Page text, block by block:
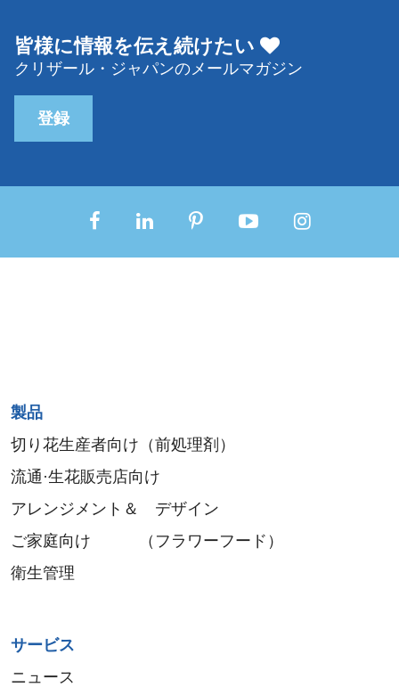
皆様に情報を伝え続けたい
クリザール・ジャパンのメールマガジン
登録
Sitemap
menu
製品
切り花生産者向け（前処理剤）
流通·生花販売店向け
アレンジメント＆ デザイン
ご家庭向け （フラワーフード）
衛生管理
サービス
ニュース